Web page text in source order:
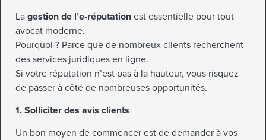
La gestion de l’e-réputation est essentielle pour tout
avocat moderne.
Pourquoi ? Parce que de nombreux clients recherchent
des services juridiques en ligne.
Si votre réputation n’est pas à la hauteur, vous risquez
de passer à côté de nombreuses opportunités.
1. Solliciter des avis clients
Un bon moyen de commencer est de demander à vos